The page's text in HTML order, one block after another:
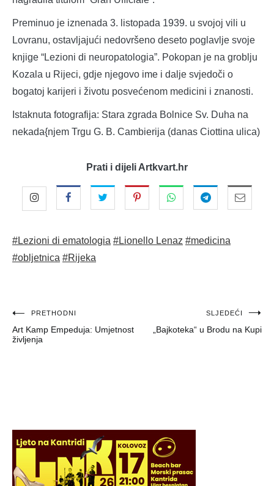
Preminuo je iznenada 3. listopada 1939. u svojoj vili u
Lovranu, ostavljajući nedovršeno deseto poglavlje svoje
knjige “Lezioni di neuropatologia”. Pokopan je na groblju
Kozala u Rijeci, gdje njegovo ime i dalje svjedoči o
bogatoj karijeri i životu posvećenom medicini i znanosti.
Istaknuta fotografija: Stara zgrada Bolnice Sv. Duha na
nekada{njem Trgu G. B. Cambierija (danas Ciottina ulica)
Prati i dijeli Artkvart.hr
#Lezioni di ematologia #Lionello Lenaz #medicina
#obljetnica #Rijeka
Navigacija
objava
PRETHODNI
Art Kamp Empeduja: Umjetnost
življenja
SLJEDEĆI
„Bajkoteka“ u Brodu na Kupi